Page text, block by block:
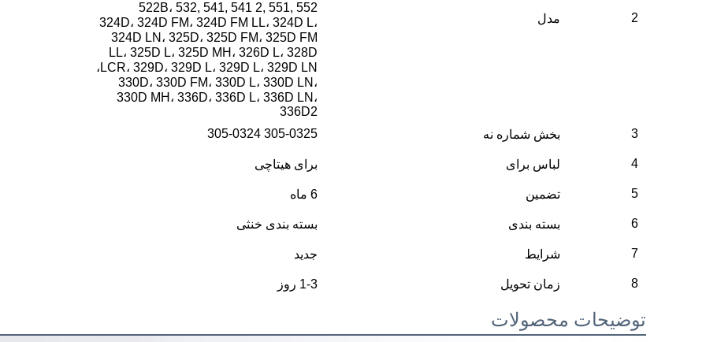
2 مدل
522B، 532, 541, 541 2, 551, 552
324D، 324D FM، 324D FM LL، 324D L،
324D LN، 325D، 325D FM، 325D FM
LL، 325D L، 325D MH، 326D L، 328D
LCR، 329D، 329D L، 329D L، 329D LN،
330D، 330D FM، 330D L، 330D LN،
330D MH، 336D، 336D L، 336D LN،
336D2
3
بخش شماره نه 305-0325 305-0324
4 لباس برای برای هیتاچی
5 تضمین 6 ماه
6 بسته بندی بسته بندی خنثی
7 شرایط جدید
8 زمان تحویل 1-3 روز
توضیحات محصولات